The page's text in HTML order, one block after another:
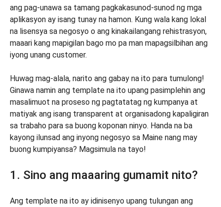
ang pag-unawa sa tamang pagkakasunod-sunod ng mga
aplikasyon ay isang tunay na hamon. Kung wala kang lokal
na lisensya sa negosyo o ang kinakailangang rehistrasyon,
maaari kang mapigilan bago mo pa man mapagsilbihan ang
iyong unang customer.
Huwag mag-alala, narito ang gabay na ito para tumulong!
Ginawa namin ang template na ito upang pasimplehin ang
masalimuot na proseso ng pagtatatag ng kumpanya at
matiyak ang isang transparent at organisadong kapaligiran
sa trabaho para sa buong koponan ninyo. Handa na ba
kayong ilunsad ang inyong negosyo sa Maine nang may
buong kumpiyansa? Magsimula na tayo!
1. Sino ang maaaring gumamit nito?
Ang template na ito ay idinisenyo upang tulungan ang